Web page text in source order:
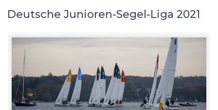
Deutsche Junioren-Segel-Liga 2021